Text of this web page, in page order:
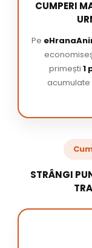
CUMPERI
Pe
primești 1
acumulate
STRÂNGI